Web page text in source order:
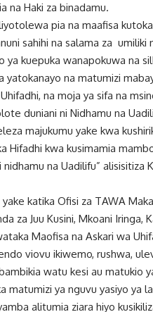
na Haki za binadamu.
pia na maafisa kutoka
sahihi na salama za umiliki
ya kuepuka wanapokuwa na
yatokanayo na matumizi
na moja ya sifa na
duniani ni Nidhamu na
majukumu yake kwa
Hifadhi kwa kusimamia
na Uadilifu” alisisitiza
katika Ofisi za TAWA
za Juu Kusini, Mkoani Iringa,
Maofisa na Askari wa
viovu ikiwemo, rushwa,
watu kesi au matukio
matumizi ya nguvu yasiyo ya
alitumia ziara hiyo